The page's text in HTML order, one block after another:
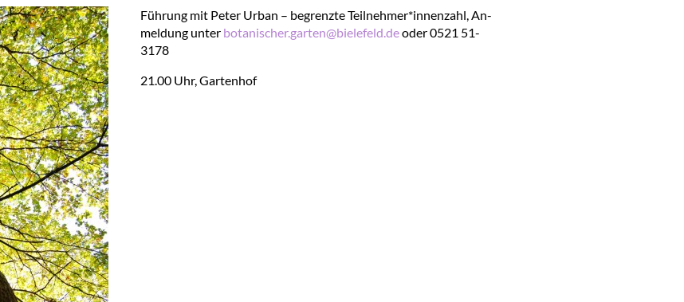
Füh­rung mit Pe­ter Ur­ban – be­grenz­te Teil­neh­mer*in­nen­zahl, An­
mel­dung un­ter bo­ta­ni­scher.​garten@​bie​lefe​ld.​deoder 0521 51-
3178
21.00 Uhr, Gar­ten­hof